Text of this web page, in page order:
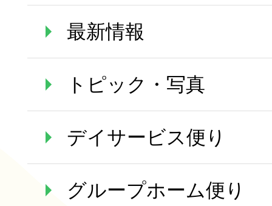
最新情報
トピック・写真
デイサービス便り
グループホーム便り